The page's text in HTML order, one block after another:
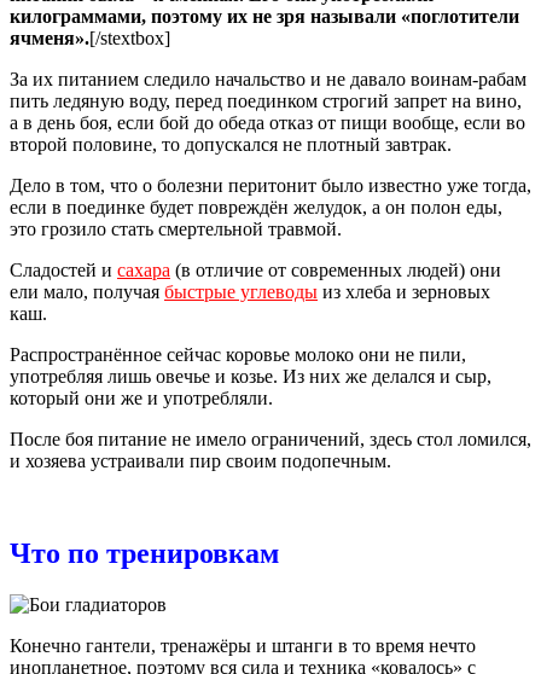
килограммами, поэтому их не зря называли «поглотители
ячменя».[/stextbox]
За их питанием следило начальство и не давало воинам-рабам
пить ледяную воду, перед поединком строгий запрет на вино,
а в день боя, если бой до обеда отказ от пищи вообще, если во
второй половине, то допускался не плотный завтрак.
Дело в том, что о болезни перитонит было известно уже тогда,
если в поединке будет повреждён желудок, а он полон еды,
это грозило стать смертельной травмой.
Сладостей и сахара (в отличие от современных людей) они
ели мало, получая быстрые углеводы из хлеба и зерновых
каш.
Распространённое сейчас коровье молоко они не пили,
употребляя лишь овечье и козье. Из них же делался и сыр,
который они же и употребляли.
После боя питание не имело ограничений, здесь стол ломился,
и хозяева устраивали пир своим подопечным.
Что по тренировкам
Конечно гантели, тренажёры и штанги в то время нечто
инопланетное, поэтому вся сила и техника «ковалось» с